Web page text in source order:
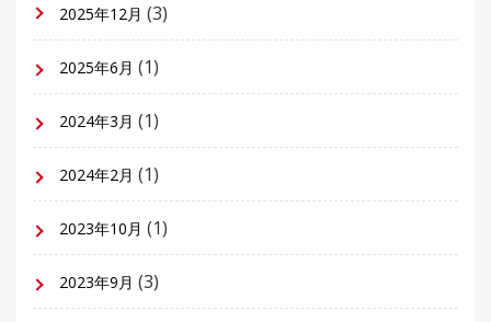
2025年12月 (3)
2025年6月 (1)
2024年3月 (1)
2024年2月 (1)
2023年10月 (1)
2023年9月 (3)